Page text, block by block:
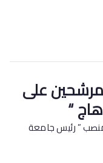
على
“